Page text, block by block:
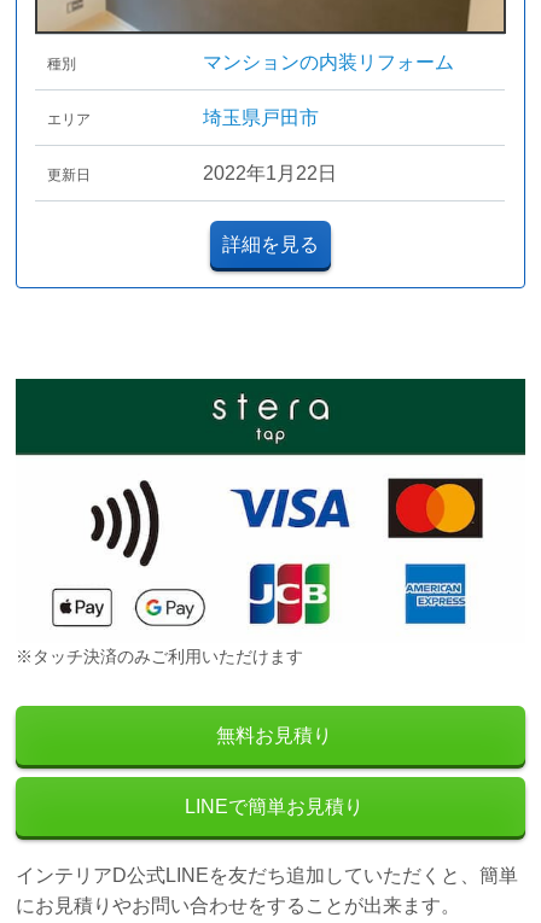
種別 マンションの内装リフォーム
エリア 埼玉県戸田市
更新日 2022年1月22日
詳細を見る
※タッチ決済のみご利用いただけます
無料お見積り
LINEで簡単お見積り
インテリアD公式LINEを友だち追加していただくと、簡単
にお見積りやお問い合わせをすることが出来ます。